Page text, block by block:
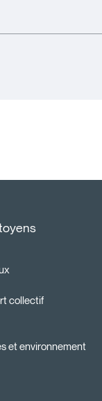
collectif
et environnement